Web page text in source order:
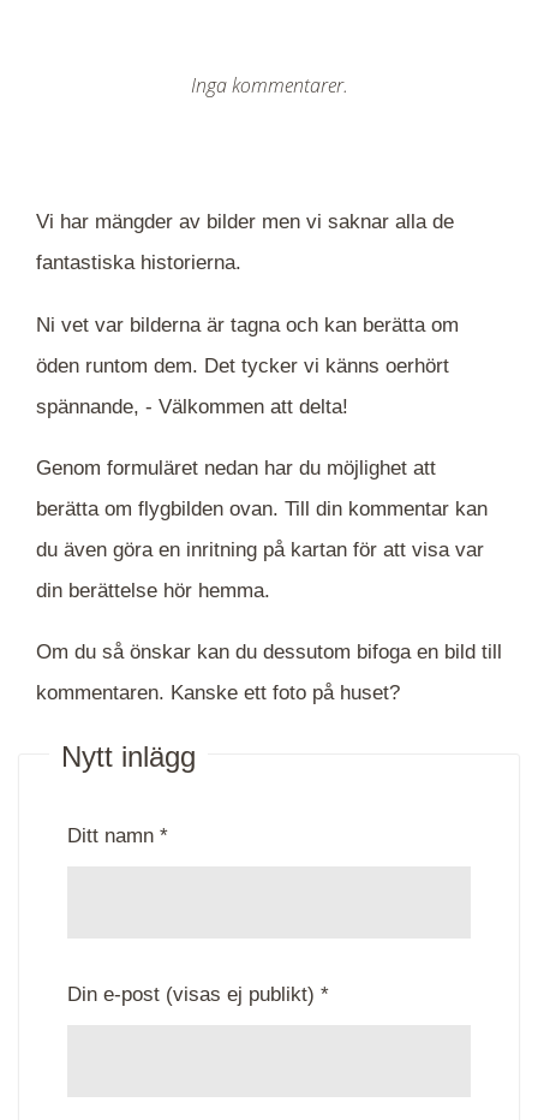
Inga kommentarer.
Vi har mängder av bilder men vi saknar alla de
fantastiska historierna.
Ni vet var bilderna är tagna och kan berätta om
öden runtom dem. Det tycker vi känns oerhört
spännande, - Välkommen att delta!
Genom formuläret nedan har du möjlighet att
berätta om flygbilden ovan. Till din kommentar kan
du även göra en inritning på kartan för att visa var
din berättelse hör hemma.
Om du så önskar kan du dessutom bifoga en bild till
kommentaren. Kanske ett foto på huset?
Nytt inlägg
Ditt namn *
Din e-post (visas ej publikt) *